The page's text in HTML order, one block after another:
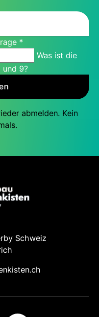
*
Was ist die
und 9?
abmelden. Kein
Schweiz